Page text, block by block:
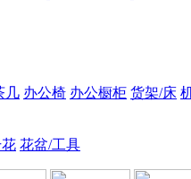
几 办公椅 办公橱柜 货架/床
花盆/工具